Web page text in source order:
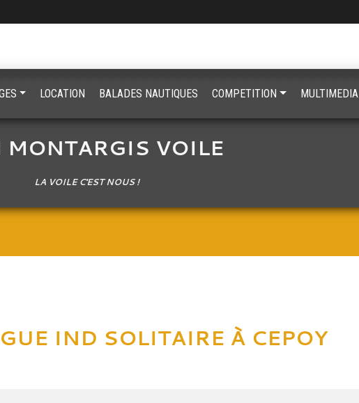
MONTARGIS VOILE
LA VOILE C'EST NOUS !
IND SOLITAIRE À CEPOY
LOCATION BALADES NAUTIQUES COMPETITION MULTIMEDIA